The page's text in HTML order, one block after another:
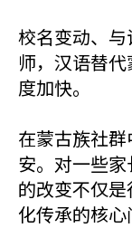
校名变动、
师，汉语替
度加快。
在蒙古族社
安。对一些
的改变不仅
化传承的核心